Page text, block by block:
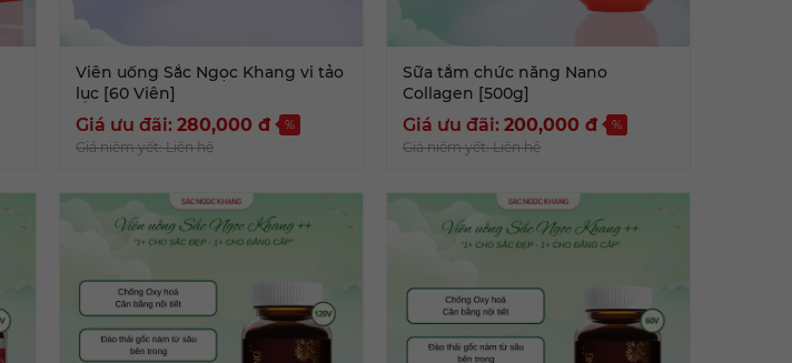
Viên uống Sắc Ngọc Khang vi tảo
lục [60 Viên]
Giá ưu đãi: 280,000 đ %
Giá niêm yết: Liên hệ
Sữa tắm chức năng Nano
Collagen [500g]
Giá ưu đãi: 200,000 đ %
Giá niêm yết: Liên hệ